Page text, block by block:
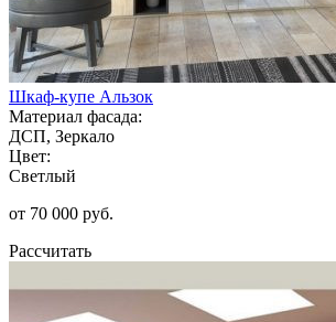
Шкаф-купе Альзок
Материал фасада:
ДСП, Зеркало
Цвет:
Светлый
от 70 000 руб.
Рассчитать